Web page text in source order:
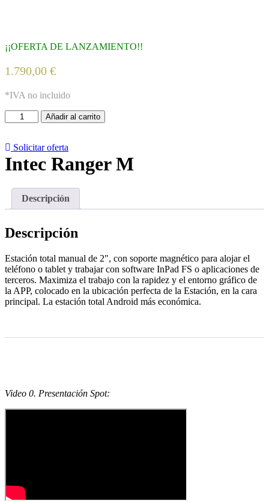
¡¡OFERTA DE LANZAMIENTO!!
1.790,00 €
*IVA no incluido
Intec
Ranger
cantidad
Añadir al carrito
Solicitar oferta
Intec Ranger M
Descripción
Descripción
Estación total manual de 2″, con soporte magnético para alojar el
teléfono o tablet y trabajar con software InPad FS o aplicaciones de
terceros. Maximiza el trabajo con la rapidez y el entorno gráfico de
la APP, colocado en la ubicación perfecta de la Estación, en la cara
principal. La estación total Android más económica.
Video 0. Presentación Spot: